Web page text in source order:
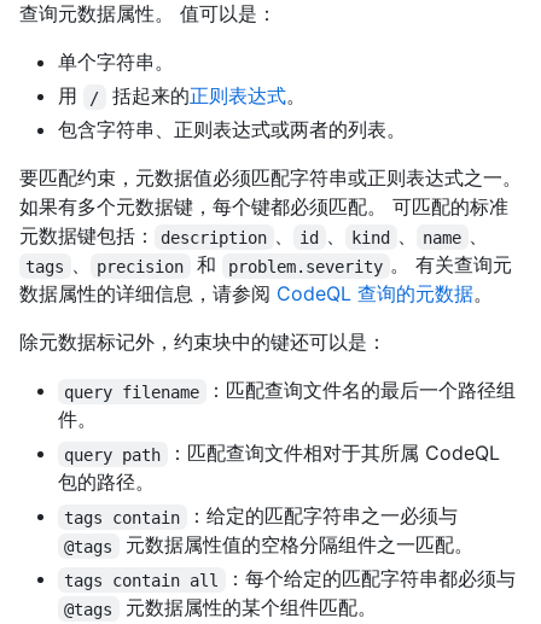
查询元数据属性。 值可以是：
单个字符串。
用
/ 括起来的正则表达式。
包含字符串、正则表达式或两者的列表。
要匹配约束，元数据值必须匹配字符串或正则表达式之一。
如果有多个元数据键，每个键都必须匹配。 可匹配的标准
元数据键包括：
description 、 id 、 kind 、 name 、
tags 、 precision 和 problem.severity 。 有关查询元
数据属性的详细信息，请参阅 CodeQL 查询的元数据。
除元数据标记外，约束块中的键还可以是：
query filename
：匹配查询文件名的最后一个路径组
件。
query path
：匹配查询文件相对于其所属 CodeQL
包的路径。
tags contain ：给定的匹配字符串之一必须与
@tags 元数据属性值的空格分隔组件之一匹配。
tags contain all ：每个给定的匹配字符串都必须与
@tags 元数据属性的某个组件匹配。